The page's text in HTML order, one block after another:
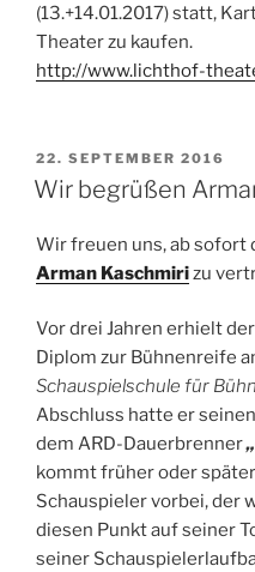
(13.+14.01.2017) statt,
Theater zu kaufen.
http://www.lichthof-
VERÖFFENTLICHT
AM
22. SEPTEMBER 2016
Wir begrüßen
Wir freuen uns, ab sofort
Arman Kaschmirizu
Vor drei Jahren erhielt
Diplom zur Bühnenreife
Schauspielschule für
Abschluss hatte er
dem ARD-Dauerbrenner
kommt früher oder
Schauspieler vorbei, der
diesen Punkt auf seiner
seiner